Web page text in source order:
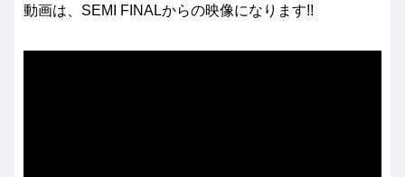
動画は、SEMI FINALからの映像になります!!